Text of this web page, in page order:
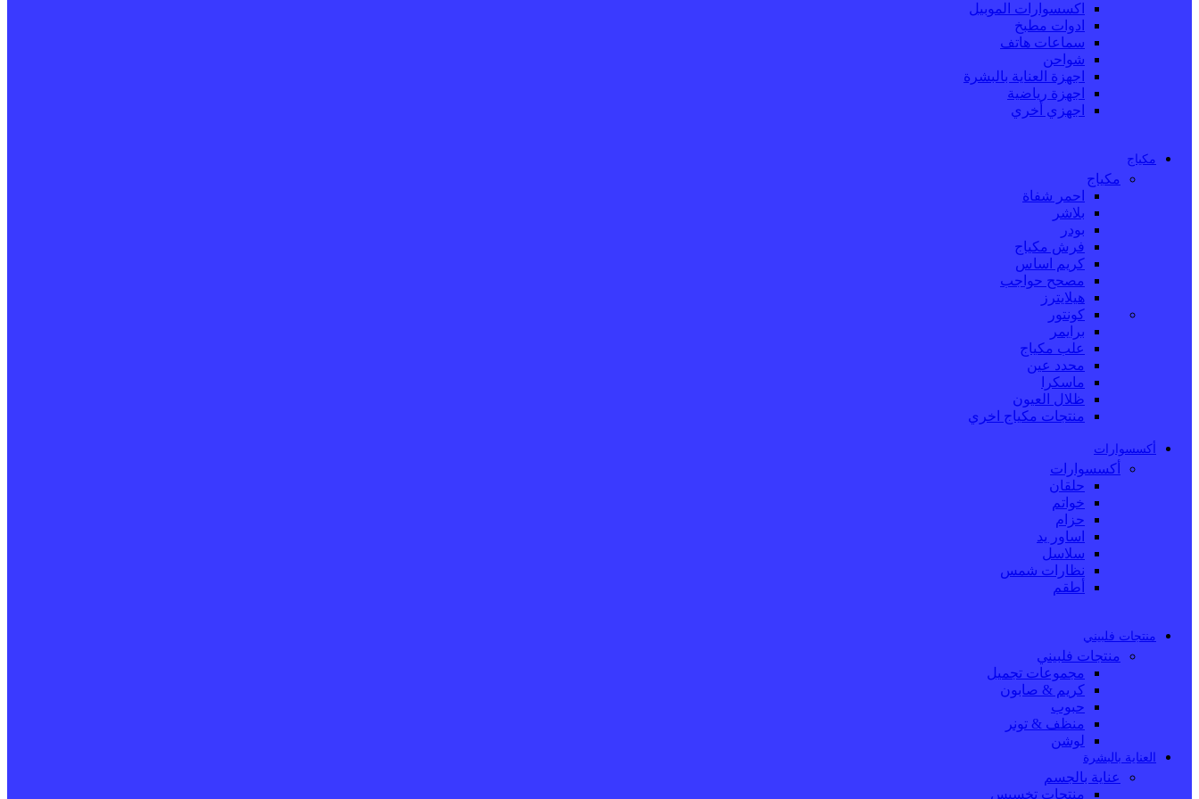
اكسسوارات الموبيل
ادوات مطبخ
سماعات هاتف
شواحن
اجهزة العناية بالبشرة
اجهزة رياضية
اجهزي أخري
مكياج
مكياج
احمر شفاة
بلاشر
بودر
فرش مكياج
كريم اساس
مصحح حواجب
هيلايترز
كونتور
برايمر
علب مكياج
محدد عين
ماسكرا
ظلال العيون
منتجات مكياج اخري
أكسسوارات
أكسسوارات
حلقان
خواتم
حزام
اساور يد
سلاسل
نظارات شمس
أطقم
منتجات فلبيني
منتجات فلبيني
مجموعات تجميل
كريم & صابون
حبوب
منظف & تونر
لوشن
العناية بالبشرة
عناية بالجسم
منتجات تخسيس